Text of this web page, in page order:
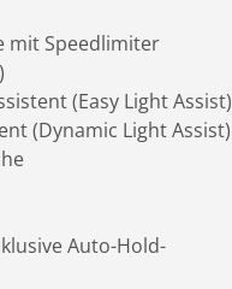
mit Speedlimiter
(Easy Light Assist)
(Dynamic Light Assist)
Auto-Hold­